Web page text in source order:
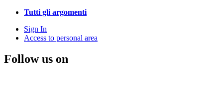
Tutti gli argomenti
Sign In
Access to personal area
Follow us on